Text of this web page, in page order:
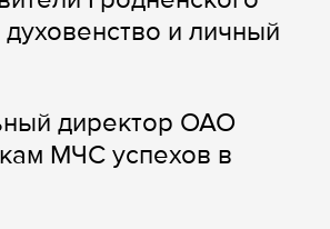
и личный
директор ОАО
МЧС успехов в